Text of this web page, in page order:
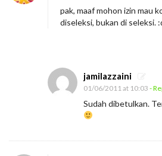
pak, maaf mohon izin mau
diseleksi, bukan di seleksi.
jamilazzaini
01/06/2011 at 10:03 -
Sudah dibetulkan.